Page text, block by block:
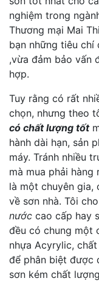
nghiệm trong
Thương mại Mai
bạn những tiêu chí
,vừa đảm bảo vấn
hợp.
Tuy rằng có rất
chọn, nhưng theo
có chất lượng tốt
hành dài hạn, sản
máy. Tránh nhiều
mà mua phải
là một chuyên gia,
về sơn nhà. Tôi
nước cao cấp hay
đều có chung một
nhựa Acyrylic,
để phân biệt được
sơn kém chất